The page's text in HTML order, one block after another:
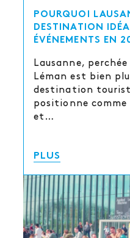
POURQUOI
DESTINATION
ÉVÉNEMENTS EN
Lausanne,
Léman est bien
destination
positionne
et…
PLUS